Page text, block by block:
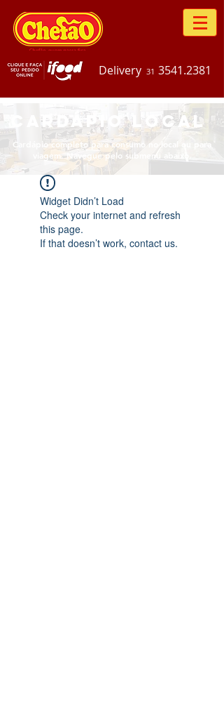
Delivery 31 3541.2381
CARDÁPIO LOCAL
Cardápio completo para consumo no local ou para
viagem. Navegue pelo submenu abaixo.
Widget Didn’t Load
Check your internet and refresh
this page.
If that doesn’t work, contact us.